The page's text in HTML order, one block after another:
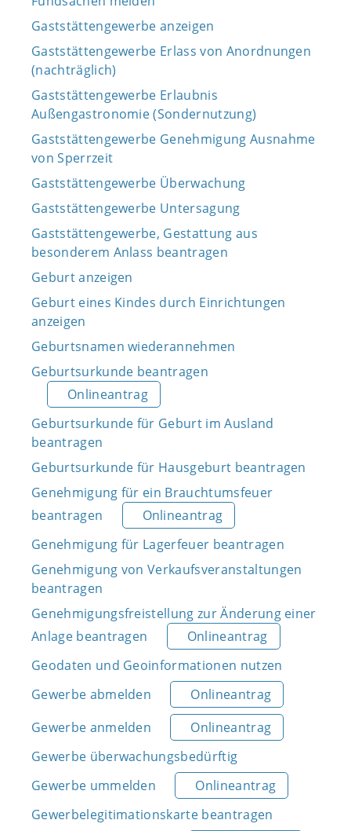
Gaststättengewerbe anzeigen
Gaststättengewerbe Erlass von Anordnungen
(nachträglich)
Gaststättengewerbe Erlaubnis
Außengastronomie (Sondernutzung)
Gaststättengewerbe Genehmigung Ausnahme
von Sperrzeit
Gaststättengewerbe Überwachung
Gaststättengewerbe Untersagung
Gaststättengewerbe, Gestattung aus
besonderem Anlass beantragen
Geburt anzeigen
Geburt eines Kindes durch Einrichtungen
anzeigen
Geburtsnamen wiederannehmen
Geburtsurkunde beantragen
Onlineantrag
Geburtsurkunde für Geburt im Ausland
beantragen
Geburtsurkunde für Hausgeburt beantragen
Genehmigung für ein Brauchtumsfeuer
beantragen
Onlineantrag
Genehmigung für Lagerfeuer beantragen
Genehmigung von Verkaufsveranstaltungen
beantragen
Genehmigungsfreistellung zur Änderung einer
Anlage beantragen
Onlineantrag
Geodaten und Geoinformationen nutzen
Gewerbe abmelden
Onlineantrag
Gewerbe anmelden
Onlineantrag
Gewerbe überwachungsbedürftig
Gewerbe ummelden
Onlineantrag
Gewerbelegitimationskarte beantragen